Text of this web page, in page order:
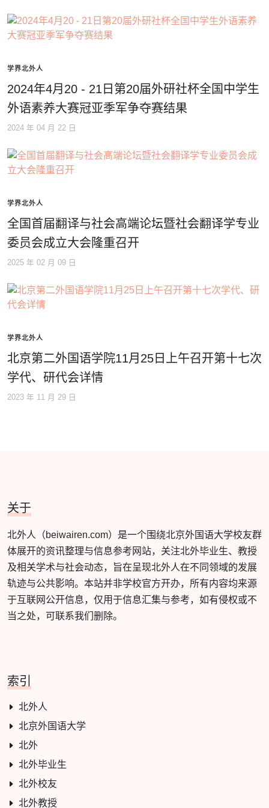
学界北外人
2024年4月20 - 21日第20届外研社杯全国中学生
外语素养大赛冠亚季军争夺赛结果
2024 年 04 月 22 日
学界北外人
全国首届翻译与社会高端论坛暨社会翻译学专业
委员会成立大会隆重召开
2025 年 02 月 09 日
学界北外人
北京第二外国语学院11月25日上午召开第十七次
学代、研代会详情
2023 年 11 月 29 日
关于
北外人（beiwairen.com）是一个围绕北京外国语大学校友群
体展开的资讯整理与信息参考网站，关注北外毕业生、教授
及相关学术与社会动态，旨在呈现北外人在不同领域的发展
轨迹与公共影响。本站并非学校官方开办，所有内容均来源
于互联网公开信息，仅用于信息汇集与参考，如有侵权或不
当之处，可联系我们删除。
索引
北外人
北京外国语大学
北外
北外毕业生
北外校友
北外教授